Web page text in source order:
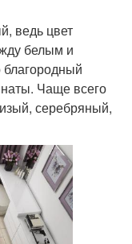
ведь цвет
белым и
Чаще всего
серебряный,